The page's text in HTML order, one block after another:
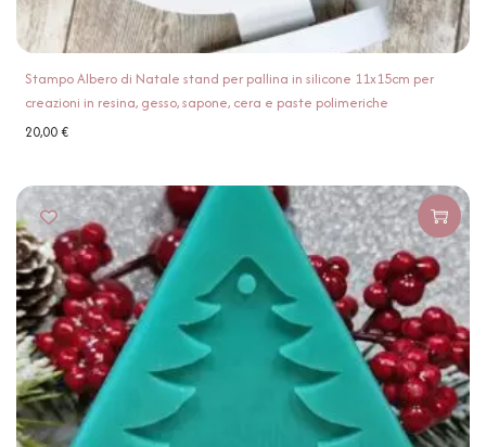
Stampo Albero di Natale stand per pallina in silicone 11x15cm per
creazioni in resina, gesso, sapone, cera e paste polimeriche
20,00€